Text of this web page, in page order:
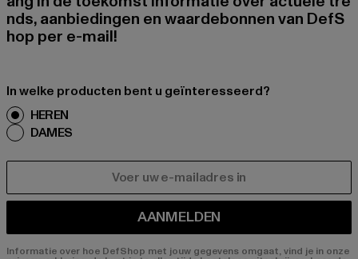
nds, aanbiedingen en waardebonnen van DefS
hop per e-mail!
In welke producten bent u geïnteresseerd?
HEREN
DAMES
AANMELDEN
Informatie over hoe DefShop met jouw gegevens omgaat, vind je in onze